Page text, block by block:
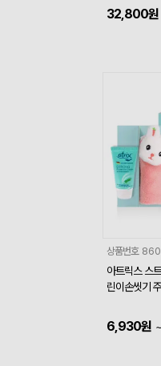
32,800원
상품번호
아트릭스 스
린이손씻기
6,930원 ~